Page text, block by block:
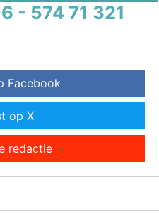
- 574 71 321
Facebook
op X
redactie